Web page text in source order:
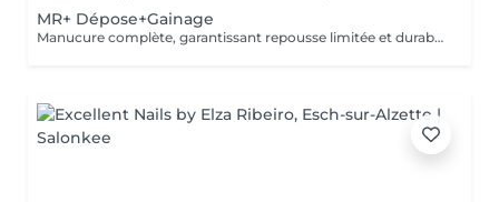
MR+ Dépose+Gainage
Manucure complète, garantissant repousse limitée et durable. Choix de la technique de remplissage en fonction de votre type d'ongle.